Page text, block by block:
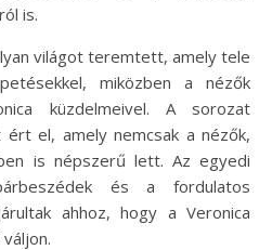
is.
világot teremtett, amely tele
miközben a nézők
küzdelmeivel. A sorozat
el, amely nemcsak a nézők,
is népszerű lett. Az egyedi
és a fordulatos
ahhoz, hogy a Veronica